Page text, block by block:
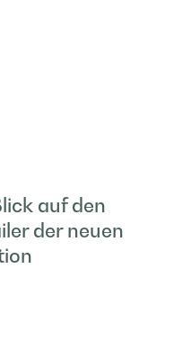
auf den
der neuen